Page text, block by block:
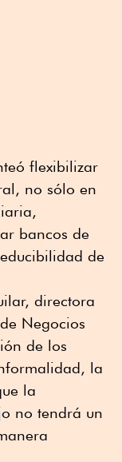
flexibilizar
no sólo en
bancos de
de
directora
Negocios
de los
la
la
no tendrá un